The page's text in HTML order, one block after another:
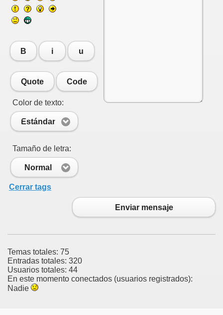
B i u
Quote Code
Color de texto:
Estándar
Tamaño de letra:
Normal
Cerrar tags
Enviar mensaje
Temas totales: 75
Entradas totales: 320
Usuarios totales: 44
En este momento conectados (usuarios registrados):
Nadie